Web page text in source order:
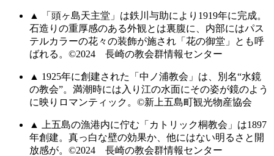
▲ 「頭ヶ島天主堂」は鉄川与助により1919年に完成。
石造りの重厚感のある外観とは裏腹に、内部にはパス
テルカラーの花々の装飾が施され「花の御堂」とも呼
ばれる。©︎2024 長崎の教会群情報センター
▲ 1925年に創建された「中ノ浦教会」は、別名“水鏡
の教会”。満潮時には入り江の水面にその姿が鏡のよう
に映りロマンティック。©新上五島町観光物産協会
▲ 上五島の漁港内に佇む「カトリック桐教会」は1897
年創建。真っ白な壁の効果か、他にはない明るさと開
放感が。©︎2024 長崎の教会群情報センター